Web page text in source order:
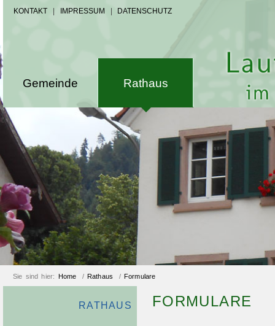
KONTAKT IMPRESSUM DATENSCHUTZ
Gemeinde Rathaus
Sie sind hier: Home / Rathaus / Formulare
RATHAUS FORMULARE